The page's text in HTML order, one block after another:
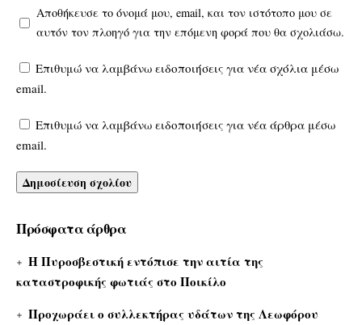
Αποθήκευσε το όνομά μου, email, και τον ιστότοπο μου σε
αυτόν τον πλοηγό για την επόμενη φορά που θα σχολιάσω.
Επιθυμώ να λαμβάνω ειδοποιήσεις για νέα σχόλια μέσω
email.
Επιθυμώ να λαμβάνω ειδοποιήσεις για νέα άρθρα μέσω
email.
Πρόσφατα άρθρα
Η Πυροσβεστική εντόπισε την αιτία της
καταστροφικής φωτιάς στο Ποικίλο
Προχωράει ο συλλεκτήρας υδάτων της Λεωφόρου